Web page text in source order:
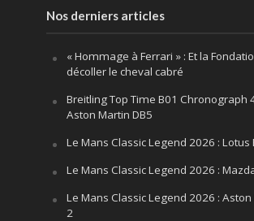
Nos derniers articles
« Hommage à Ferrari » : Et la
décoller le cheval cabré
Breitling Top Time B01 Chronograph
Aston Martin DB5
Le Mans Classic Legend 2026 : Lotus
Le Mans Classic Legend 2026 :
Le Mans Classic Legend 2026 : Aston
2